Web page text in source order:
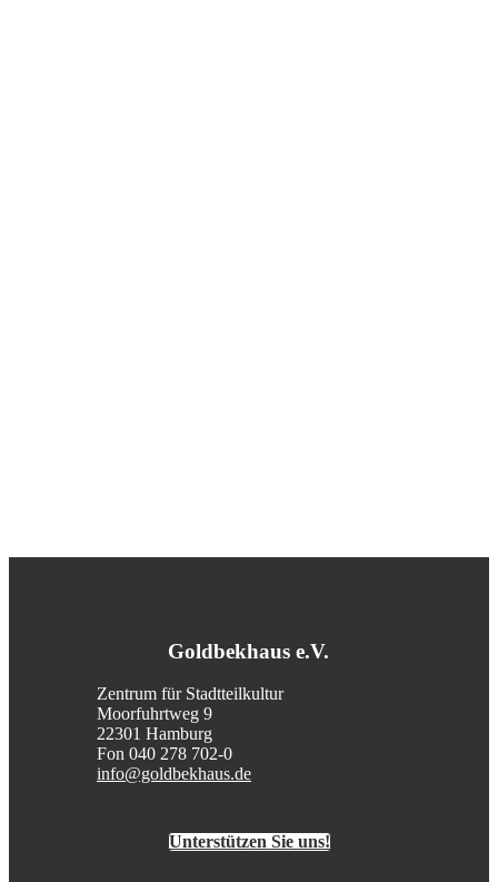
Goldbekhaus e.V.
Zentrum für Stadtteilkultur
Moorfuhrtweg 9
22301 Hamburg
Fon 040 278 702-0
info@goldbekhaus.de
Unterstützen Sie uns!